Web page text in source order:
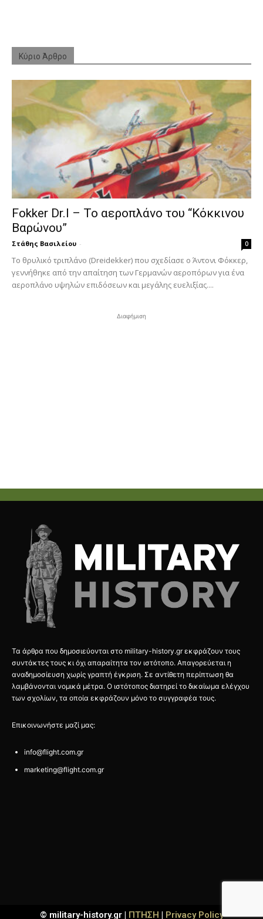
Κύριο Άρθρο
Fokker Dr.I – To αεροπλάνο του “Κόκκινου
Βαρώνου”
Στάθης Βασιλείου - 0
Tο θρυλικό τριπλάνο (Dreidekker) που σχεδίασε ο Άντονι Φόκκερ,
γεννήθηκε από την απαίτηση των Γερμανών αεροπόρων για ένα
αεροπλάνο υψηλών επιδόσεων και μεγάλης ευελιξίας....
Διαφήμιση
Τα άρθρα που δημοσιεύονται στο military-history.gr εκφράζουν τους
συντάκτες τους κι όχι απαραίτητα τον ιστότοπο. Απαγορεύεται η
αναδημοσίευση χωρίς γραπτή έγκριση. Σε αντίθετη περίπτωση θα
λαμβάνονται νομικά μέτρα. Ο ιστότοπος διατηρεί το δικαίωμα ελέγχου
των σχολίων, τα οποία εκφράζουν μόνο το συγγραφέα τους.
Επικοινωνήστε μαζί μας:
info@flight.com.gr
marketing@flight.com.gr
© military-history.gr | ΠΤΗΣΗ | Privacy Policy